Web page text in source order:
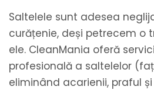
Saltelele sunt adesea
curățenie, deși petrecem o
ele. CleanMania oferă
profesională a saltelelor
eliminând acarienii, praful